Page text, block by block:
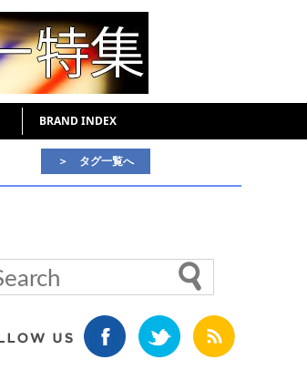
BRAND INDEX
＞ タグ一覧へ